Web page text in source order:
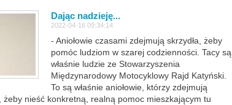
Dając nadzieję...
2022-04-16 09:34:14
- Aniołowie czasami zdejmują skrzydła, żeby
pomóc ludziom w szarej codzienności. Tacy są
właśnie ludzie ze Stowarzyszenia
Międzynarodowy Motocyklowy Rajd Katyński.
To są właśnie aniołowie, którzy zdejmują
żeby nieść konkretną, realną pomoc mieszkającym tu